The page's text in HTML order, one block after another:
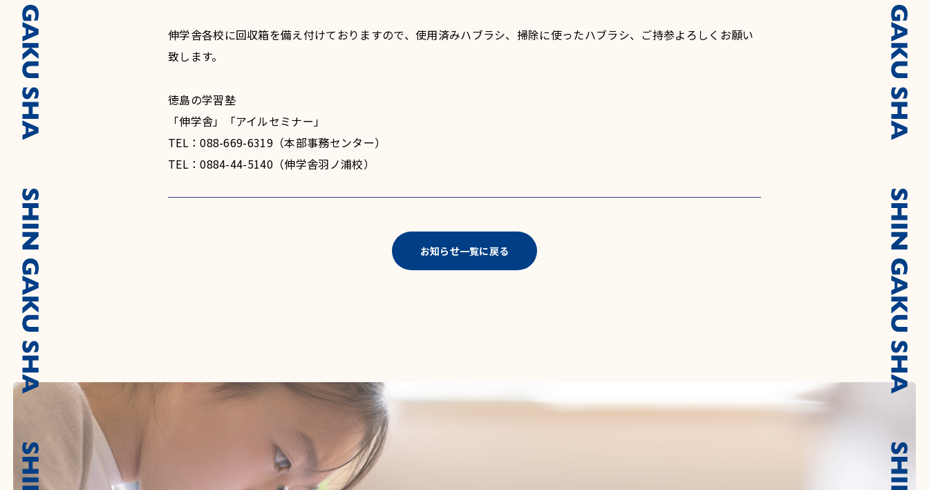
伸学舎各校に回収箱を備え付けておりますので、使用済みハブラシ、掃除に使ったハブラシ、ご持参よろしくお願い
致します。
徳島の学習塾
「伸学舎」「アイルセミナー」
TEL：088-669-6319（本部事務センター）
TEL：0884-44-5140（伸学舎羽ノ浦校）
お知らせ一覧に戻る